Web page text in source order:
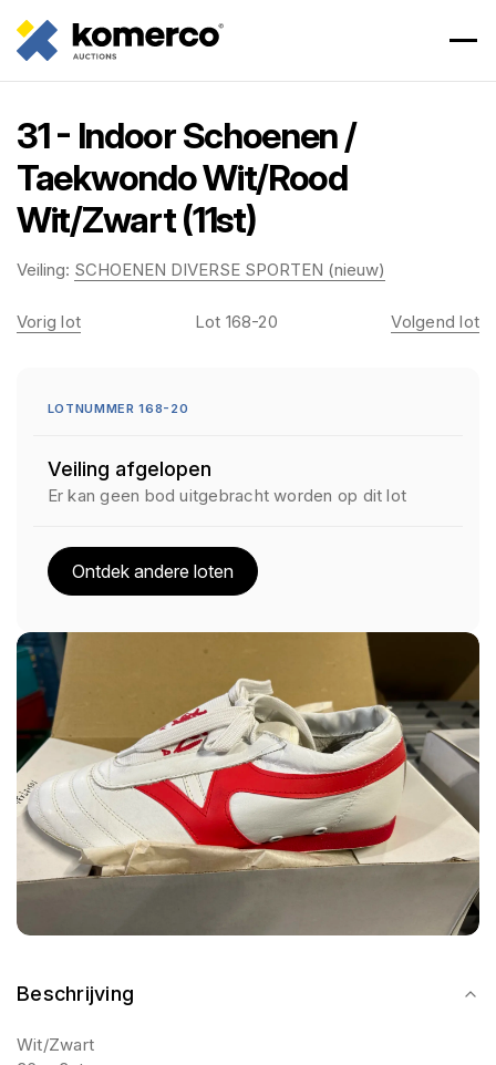
31 - Indoor Schoenen /
Taekwondo Wit/Rood
Wit/Zwart (11st)
Veiling: SCHOENEN DIVERSE SPORTEN (nieuw)
Beschrijving
Wit/Zwart
Vorig lot Lot 168-20 Volgend lot
LOTNUMMER 168-20
Veiling afgelopen
Er kan geen bod uitgebracht worden op dit lot
Ontdek andere loten